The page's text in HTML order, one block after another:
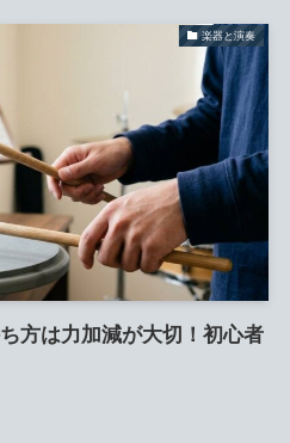
楽器と演奏
方は力加減が大切！初心者